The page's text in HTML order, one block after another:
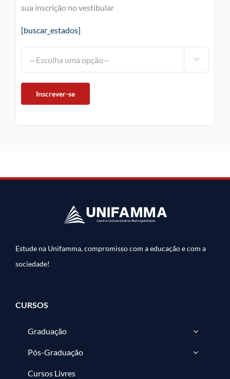
sua inscrição no vestibular
[buscar_estados]

Estude na Unifamma, compromisso com a educação e com a
sociedade!
CURSOS
Graduação
Pós-Graduação
Cursos Livres